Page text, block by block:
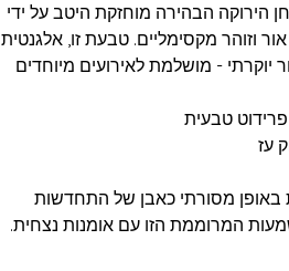
אבן החן הירוקה הבהירה מוחזקת היטב על ידי
וזוהר מקסימליים. טבעת זו, אלגנטית
יוקרתי - מושלמת לאירועים מיוחדים
עז
באופן מסורתי כאבן של התחדשות
המרוממת הזו עם אומנות נצחית.